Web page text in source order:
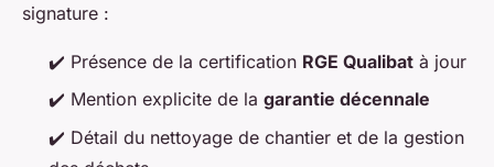
signature :
✔️ Présence de la certification RGE Qualibat à jour
✔️ Mention explicite de la garantie décennale
✔️ Détail du nettoyage de chantier et de la gestion